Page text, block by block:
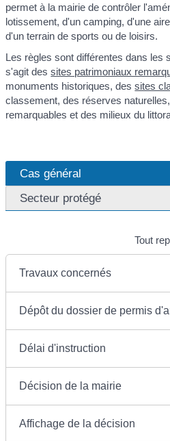
permet à la mairie de contrôler
lotissement, d'un camping, d'une
d'un terrain de sports ou de loisirs.
Les règles sont différentes dans les
s'agit dessites patrimoniaux
monuments historiques, dessites
classement, des réserves
remarquables et des milieux du
Cas général
Secteur protégé
Tout
Travaux concernés
Dépôt du dossier de permis
Délai d'instruction
Décision de la mairie
Affichage de la décision